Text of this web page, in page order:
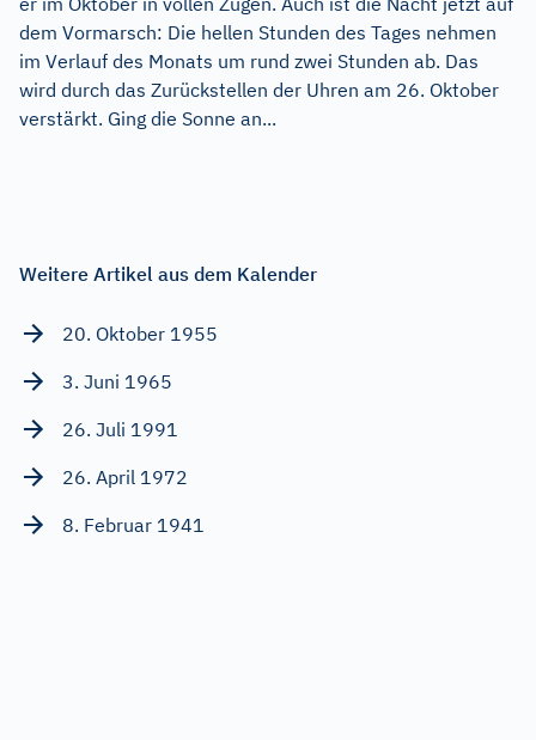
dem Vormarsch: Die hellen Stunden des Tages nehmen
im Verlauf des Monats um rund zwei Stunden ab. Das
wird durch das Zurückstellen der Uhren am 26. Oktober
verstärkt. Ging die Sonne an...
Weitere Artikel aus dem Kalender
20. Oktober 1955
3. Juni 1965
26. Juli 1991
26. April 1972
8. Februar 1941